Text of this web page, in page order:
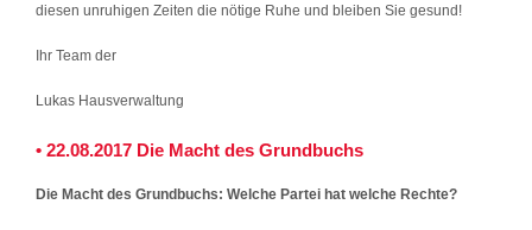
diesen unruhigen Zeiten die nötige Ruhe und bleiben Sie gesund!
Ihr Team der
Lukas Hausverwaltung
• 22.08.2017 Die Macht des Grundbuchs
Die Macht des Grundbuchs: Welche Partei hat welche Rechte?